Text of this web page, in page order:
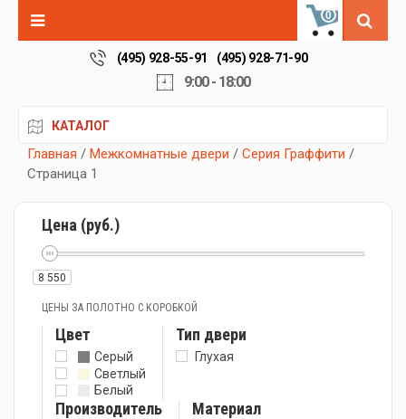
0
(495) 928-55-91 (495) 928-71-90
9:00 - 18:00
КАТАЛОГ
Главная / Межкомнатные двери / Серия Граффити /
Страница 1
Цена (руб.)
8 550
ЦЕНЫ ЗА ПОЛОТНО С КОРОБКОЙ
Цвет
Серый
Светлый
Белый
Тип двери
Глухая
Производитель Материал